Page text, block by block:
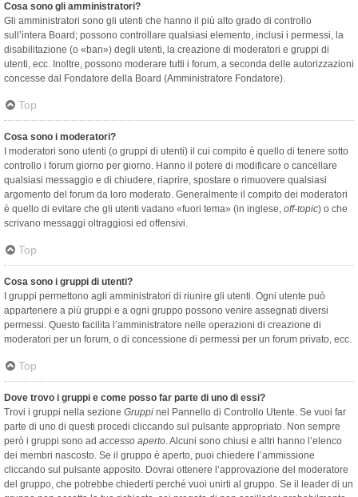
Cosa sono gli amministratori?
Gli amministratori sono gli utenti che hanno il più alto grado di controllo
sull’intera Board; possono controllare qualsiasi elemento, inclusi i permessi, la
disabilitazione (o «ban») degli utenti, la creazione di moderatori e gruppi di
utenti, ecc. Inoltre, possono moderare tutti i forum, a seconda delle autorizzazioni
concesse dal Fondatore della Board (Amministratore Fondatore).
Top
Cosa sono i moderatori?
I moderatori sono utenti (o gruppi di utenti) il cui compito è quello di tenere sotto
controllo i forum giorno per giorno. Hanno il potere di modificare o cancellare
qualsiasi messaggio e di chiudere, riaprire, spostare o rimuovere qualsiasi
argomento del forum da loro moderato. Generalmente il compito dei moderatori
è quello di evitare che gli utenti vadano «fuori tema» (in inglese, off-topic) o che
scrivano messaggi oltraggiosi ed offensivi.
Top
Cosa sono i gruppi di utenti?
I gruppi permettono agli amministratori di riunire gli utenti. Ogni utente può
appartenere a più gruppi e a ogni gruppo possono venire assegnati diversi
permessi. Questo facilita l’amministratore nelle operazioni di creazione di
moderatori per un forum, o di concessione di permessi per un forum privato, ecc.
Top
Dove trovo i gruppi e come posso far parte di uno di essi?
Trovi i gruppi nella sezione Gruppi nel Pannello di Controllo Utente. Se vuoi far
parte di uno di questi procedi cliccando sul pulsante appropriato. Non sempre
però i gruppi sono ad accesso aperto. Alcuni sono chiusi e altri hanno l’elenco
dei membri nascosto. Se il gruppo è aperto, puoi chiedere l’ammissione
cliccando sul pulsante apposito. Dovrai ottenere l’approvazione del moderatore
del gruppo, che potrebbe chiederti perché vuoi unirti al gruppo. Se il leader di un